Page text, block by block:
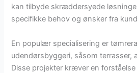
kan tilbyde skræddersyede
specifikke behov og ønsker fra
En populær specialisering er
udendørsbyggeri, såsom terrasser,
Disse projekter kræver en